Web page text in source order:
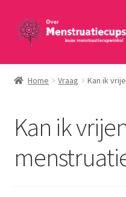
Ga
door
navigatie
Ga
naar
inhoud
Home
Menstruatiecups
Menstruatiedisks
Home Vraag Kan ik
Kan ik